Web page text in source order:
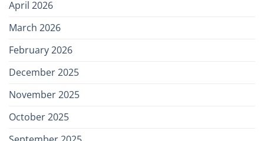
April 2026
March 2026
February 2026
December 2025
November 2025
October 2025